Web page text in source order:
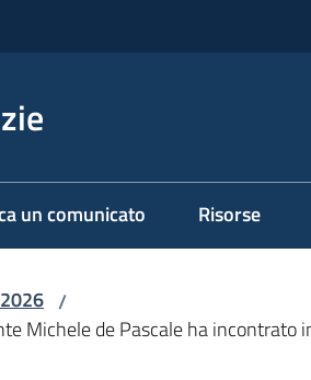
un comunicato Risorse
2026 /
Michele de Pascale ha incontrato